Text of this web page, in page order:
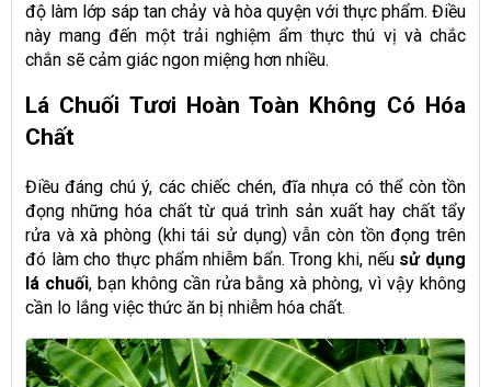
độ làm lớp sáp tan chảy và hòa quyện với thực phẩm. Điều
này mang đến một trải nghiệm ẩm thực thú vị và chắc
chắn sẽ cảm giác ngon miệng hơn nhiều.
Lá Chuối Tươi Hoàn Toàn Không Có Hóa
Chất
Điều đáng chú ý, các chiếc chén, đĩa nhựa có thể còn tồn
đọng những hóa chất từ quá trình sản xuất hay chất tẩy
rửa và xà phòng (khi tái sử dụng) vẫn còn tồn đọng trên
đó làm cho thực phẩm nhiễm bẩn. Trong khi, nếu sử dụng
lá chuối, bạn không cần rửa bằng xà phòng, vì vậy không
cần lo lắng việc thức ăn bị nhiễm hóa chất.